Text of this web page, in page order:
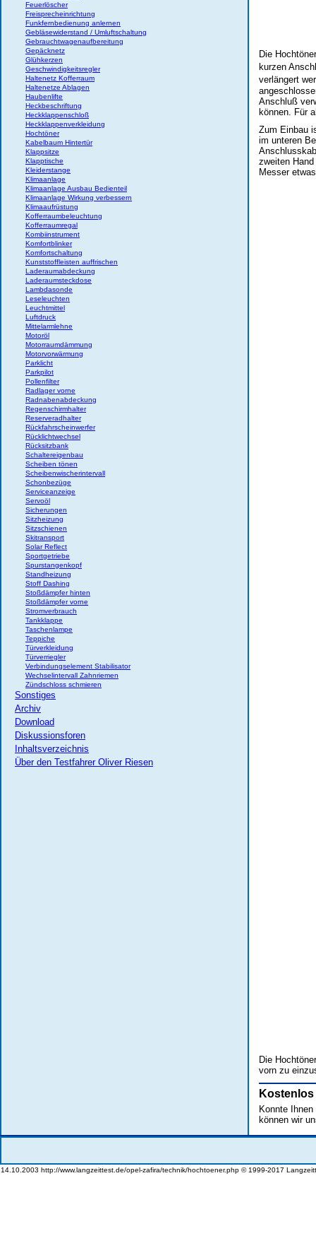
Feuerlöscher
Freisprecheinrichtung
Funkfernbedienung anlernen
Gebläsewiderstand / Umluftschaltung
Gebrauchtwagenaufbereitung
Gepäcknetz
Glühkerzen
Geschwindigkeitsregler
Haltenetz Kofferraum
Haltenetze Ablagen
Haubenlifte
Heckbeschriftung
Heckklappenschloß
Heckklappenverkleidung
Hochtöner
Kabelbaum Hintertür
Klappsitze
Klapptische
Kleiderstange
Klimaanlage
Klimaanlage Ausbau Bedienteil
Klimaanlage Wirkung verbessern
Klimaaufrüstung
Kofferraumbeleuchtung
Kofferraumregal
Kombiinstrument
Komfortblinker
Komfortschaltung
Kunststoffleisten auffrischen
Laderaumabdeckung
Laderaumsteckdose
Lambdasonde
Leseleuchten
Leuchtmittel
Luftdruck
Mittelarmlehne
Motoröl
Motorraumdämmung
Motorvorwärmung
Parklicht
Parkpilot
Pollenfilter
Radlager vorne
Radnabenabdeckung
Regenschirmhalter
Reserveradhalter
Rückfahrscheinwerfer
Rücklichtwechsel
Rücksitzbank
Schaltereigenbau
Scheiben tönen
Scheibenwischerintervall
Schonbezüge
Serviceanzeige
Servoöl
Sicherungen
Sitzheizung
Sitzschienen
Skitransport
Solar Reflect
Sportgetriebe
Spurstangenkopf
Standheizung
Stoff Dashing
Stoßdämpfer hinten
Stoßdämpfer vorne
Stromverbrauch
Tankklappe
Taschenlampe
Teppiche
Türverkleidung
Türverriegler
Verbindungselement Stabilisator
Wechselintervall Zahnriemen
Zündschloss schmieren
Sonstiges
Archiv
Download
Diskussionsforen
Inhaltsverzeichnis
Über den Testfahrer Oliver Riesen
Die
kurzen
verlängert
Anschluß
können. Für
Zum Einbau
im unteren
zweiten
Messer
Die
vorn zu
Konnte
können wir
14.10.2003 http://www.langzeittest.de/opel-zafira/technik/hochtoener.php © 1999-2017